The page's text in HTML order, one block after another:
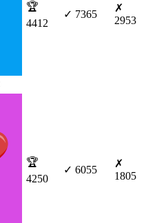
🏆
4412
✓ 7365
✗
2953
🏆
4250
✓ 6055
✗
1805